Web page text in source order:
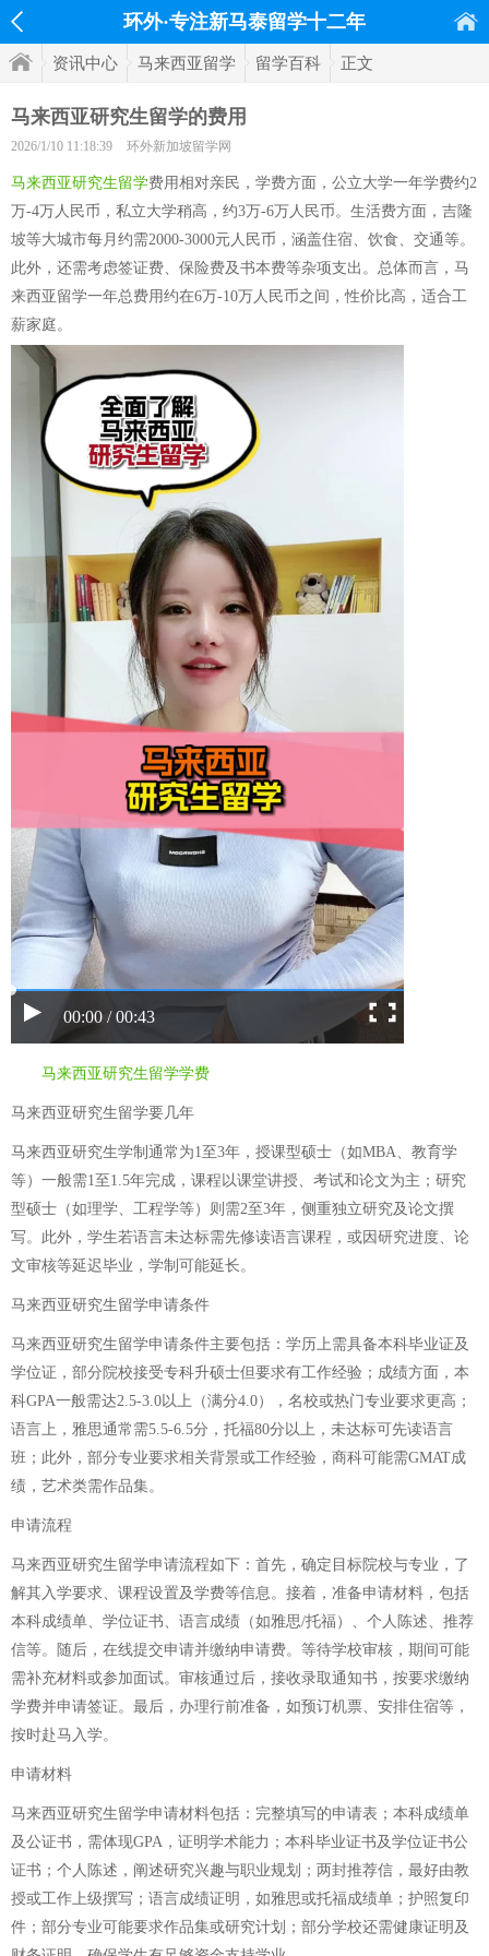
环外·专注新马泰留学十二年
资讯中心 马来西亚留学 留学百科 正文
马来西亚研究生留学的费用
2026/1/10 11:18:39 环外新加坡留学网
马来西亚研究生留学费用相对亲民，学费方面，公立大学一年学费约2
万-4万人民币，私立大学稍高，约3万-6万人民币。生活费方面，吉隆
坡等大城市每月约需2000-3000元人民币，涵盖住宿、饮食、交通等。
此外，还需考虑签证费、保险费及书本费等杂项支出。总体而言，马
来西亚留学一年总费用约在6万-10万人民币之间，性价比高，适合工
薪家庭。
00:00 / 00:43
马来西亚研究生留学学费
马来西亚研究生留学要几年
马来西亚研究生学制通常为1至3年，授课型硕士（如MBA、教育学
等）一般需1至1.5年完成，课程以课堂讲授、考试和论文为主；研究
型硕士（如理学、工程学等）则需2至3年，侧重独立研究及论文撰
写。此外，学生若语言未达标需先修读语言课程，或因研究进度、论
文审核等延迟毕业，学制可能延长。
马来西亚研究生留学申请条件
马来西亚研究生留学申请条件主要包括：学历上需具备本科毕业证及
学位证，部分院校接受专科升硕士但要求有工作经验；成绩方面，本
科GPA一般需达2.5-3.0以上（满分4.0），名校或热门专业要求更高；
语言上，雅思通常需5.5-6.5分，托福80分以上，未达标可先读语言
班；此外，部分专业要求相关背景或工作经验，商科可能需GMAT成
绩，艺术类需作品集。
申请流程
马来西亚研究生留学申请流程如下：首先，确定目标院校与专业，了
解其入学要求、课程设置及学费等信息。接着，准备申请材料，包括
本科成绩单、学位证书、语言成绩（如雅思/托福）、个人陈述、推荐
信等。随后，在线提交申请并缴纳申请费。等待学校审核，期间可能
需补充材料或参加面试。审核通过后，接收录取通知书，按要求缴纳
学费并申请签证。最后，办理行前准备，如预订机票、安排住宿等，
按时赴马入学。
申请材料
马来西亚研究生留学申请材料包括：完整填写的申请表；本科成绩单
及公证书，需体现GPA，证明学术能力；本科毕业证书及学位证书公
证书；个人陈述，阐述研究兴趣与职业规划；两封推荐信，最好由教
授或工作上级撰写；语言成绩证明，如雅思或托福成绩单；护照复印
件；部分专业可能要求作品集或研究计划；部分学校还需健康证明及